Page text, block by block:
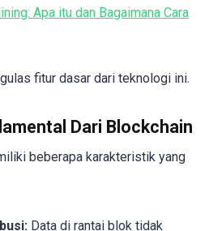
Apa itu dan Bagaimana Cara
fitur dasar dari teknologi ini.
Dari Blockchain
beberapa karakteristik yang
Data di rantai blok tidak